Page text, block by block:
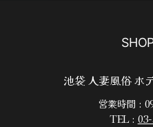
池袋 人妻風俗 ホ
営業時間 :
TEL :